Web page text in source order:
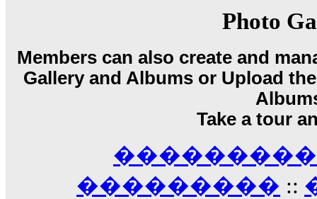
Echo, ���� �� ������� ��
������ �� �����.. "������" ���
15:33
��������� ����, ���������
����� ��������� ��
������! ��� ������ �� �����...
������� ���� ���� ������;
Photo
Members can also create and
Gallery and Albums or Upload
Take a tour
���������
��������� ::